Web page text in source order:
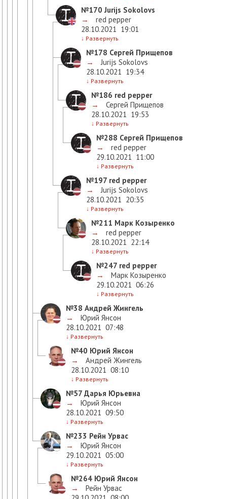
№170 Jurijs Sokolovs
→
red pepper
28.10.2021 19:01
↓ Развернуть
№178 Сергей Прищепов
→
Jurijs Sokolovs
28.10.2021 19:34
↓ Развернуть
№186 red pepper
→
Сергей Прищепов
28.10.2021 19:53
↓ Развернуть
№288 Сергей Прищепов
→
red pepper
29.10.2021 11:00
↓ Развернуть
№197 red pepper
→
Jurijs Sokolovs
28.10.2021 20:35
↓ Развернуть
№211 Марк Козыренко
→
red pepper
28.10.2021 22:14
↓ Развернуть
№247 red pepper
→
Марк Козыренко
29.10.2021 06:26
↓ Развернуть
№38 Андрей Жингель
→
Юрий Янсон
28.10.2021 07:48
↓ Развернуть
№40 Юрий Янсон
→
Андрей Жингель
28.10.2021 08:10
↓ Развернуть
№57 Дарья Юрьевна
→
Юрий Янсон
28.10.2021 09:50
↓ Развернуть
№233 Рейн Урвас
→
Юрий Янсон
29.10.2021 05:00
↓ Развернуть
№264 Юрий Янсон
→
Рейн Урвас